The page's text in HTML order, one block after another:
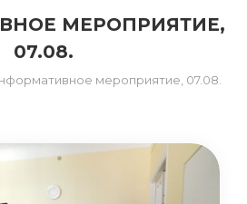
МЕРОПРИЯТИЕ,
07.08.
мероприятие, 07.08.